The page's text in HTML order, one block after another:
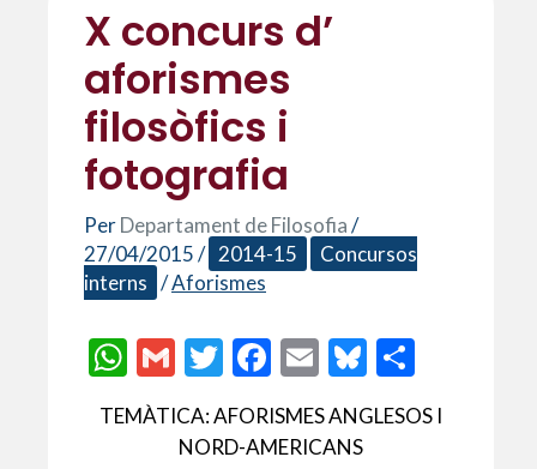
X concurs d’
aforismes
filosòfics i
fotografia
PerDepartament de Filosofia/
27/04/2015/ 2014-15
Concursos
interns /Aforismes
W
h
at
G
ai
T
itt
F
e
E
ai
Bl
es m
TEMÀTICA: AFORISMES ANGLESOS I
NORD-AMERICANS